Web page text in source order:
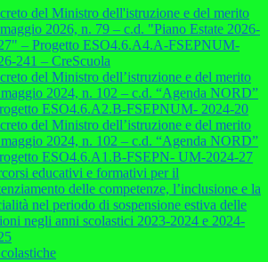
del Ministro dell'istruzione e del merito
2026, n. 79 – c.d. "Piano Estate 2026-
– Progetto ESO4.6.A4.A-FSEPNUM-
241 – CreScuola
del Ministro dell’istruzione e del merito
2024, n. 102 – c.d. “Agenda NORD”
ESO4.6.A2.B-FSEPNUM- 2024-20
del Ministro dell’istruzione e del merito
2024, n. 102 – c.d. “Agenda NORD”
ESO4.6.A1.B-FSEPN- UM-2024-27
educativi e formativi per il
delle competenze, l’inclusione e la
nel periodo di sospensione estiva delle
negli anni scolastici 2023-2024 e 2024-